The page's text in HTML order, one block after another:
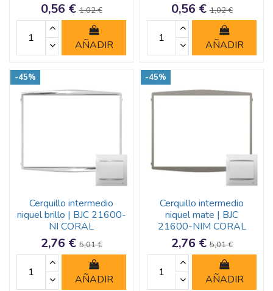
0,56 €1,02 €
AÑADIR
0,56 €1,02 €
AÑADIR
-45%
Cerquillo intermedio
niquel brillo | BJC 21600-
NI CORAL
2,76 €5,01 €
AÑADIR
-45%
Cerquillo intermedio
niquel mate | BJC
21600-NIM CORAL
2,76 €5,01 €
AÑADIR